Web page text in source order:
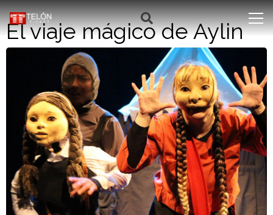
El viaje mágico de Aylin